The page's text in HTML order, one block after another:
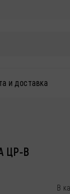
и доставка
ЦР-В
В